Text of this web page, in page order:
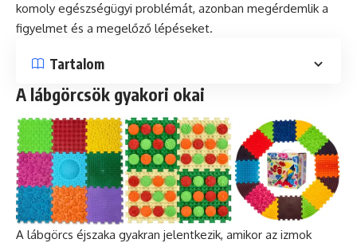
komoly egészségügyi problémát, azonban megérdemlik a
figyelmet és a megelőző lépéseket.
Tartalom
A lábgörcsök gyakori okai
A lábgörcs éjszaka gyakran jelentkezik, amikor az izmok